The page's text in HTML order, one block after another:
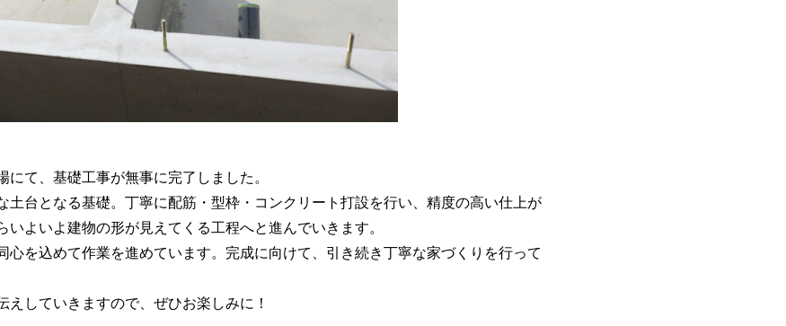
て、基礎工事が無事に完了しました。
土台となる基礎。丁寧に配筋・型枠・コンクリート打設を行い、精度の高い仕上が
いよいよ建物の形が見えてくる工程へと進んでいきます。
心を込めて作業を進めています。完成に向けて、引き続き丁寧な家づくりを行って
えしていきますので、ぜひお楽しみに！